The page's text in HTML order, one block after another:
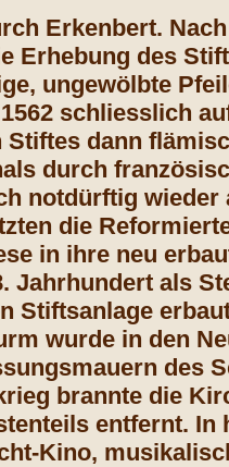
Erkenbert.
Erhebung des
ungewölbte
schliesslich
dann
durch
notdürftig wieder
die
in ihre neu
Jahrhundert als
Stiftsanlage
wurde in den
des
brannte die
entfernt. In
Kino,